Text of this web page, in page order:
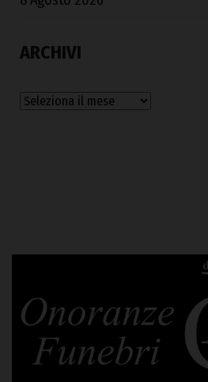
ARCHIVI
Archivi